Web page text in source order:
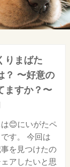
りまばた
？ 〜好意の
ますか？〜
😊にいがたペ
す。 今回は
を見つけたの
アしたいと思